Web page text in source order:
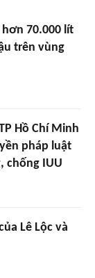
70.000 lít
trên vùng
Hồ Chí Minh
pháp luật
chống IUU
Lê Lộc và